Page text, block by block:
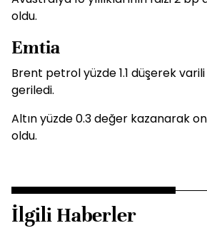
oldu.
Emtia
Brent petrol yüzde 1.1 düşerek
geriledi.
Altın yüzde 0.3 değer kazanarak
oldu.
İlgili Haberler